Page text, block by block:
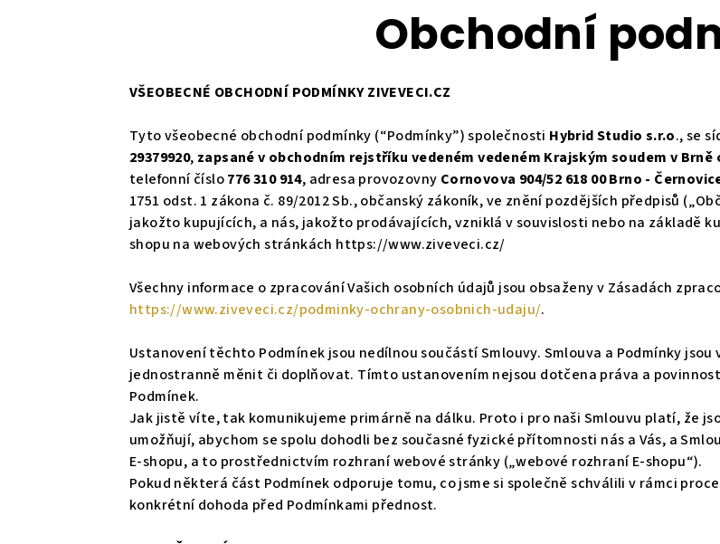
Obchodní
VŠEOBECNÉ OBCHODNÍ PODMÍNKY ZIVEVECI.CZ
Tyto všeobecné obchodní podmínky (“Podmínky”) společnosti Hybrid Studio s.r.o., se
29379920, zapsané v obchodním rejstříku vedeném vedeném Krajským soudem v Brně
telefonní číslo776 310 914, adresa provozovny Cornovova 904/52 618 00 Brno -
1751 odst. 1 zákona č. 89/2012 Sb., občanský zákoník, ve znění pozdějších předpisů
jakožto kupujících, a nás, jakožto prodávajících, vzniklá v souvislosti nebo na základě
shopu na webových stránkách https://www.ziveveci.cz/
Všechny informace o zpracování Vašich osobních údajů jsou obsaženy v Zásadách
https://www.ziveveci.cz/podminky-ochrany-osobnich-udaju/.
Ustanovení těchto Podmínek jsou nedílnou součástí Smlouvy. Smlouva a Podmínky
jednostranně měnit či doplňovat. Tímto ustanovením nejsou dotčena práva a
Podmínek.
Jak jistě víte, tak komunikujeme primárně na dálku. Proto i pro naši Smlouvu platí, že
umožňují, abychom se spolu dohodli bez současné fyzické přítomnosti nás a Vás, a
E-shopu, a to prostřednictvím rozhraní webové stránky („webové rozhraní E-shopu“).
Pokud některá část Podmínek odporuje tomu, co jsme si společně schválili v rámci
konkrétní dohoda před Podmínkami přednost.